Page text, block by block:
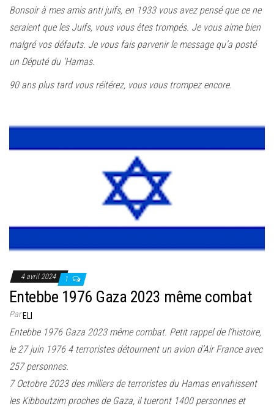
Bonsoir à mes amis anti juifs, en 1933 vous avez pensé que ce ne
seraient que les Juifs, vous vous êtes trompés. Je vous aime bien
malgré vos défauts. Je vous fais parvenir le message qu’a posté
un Député du ‘Hamas.
90 ans plus tard vous réitérez, vous vous trompez encore.
4 avril 2024 1
Entebbe 1976 Gaza 2023 même combat
ParELI
Entebbe 1976 Gaza 2023 même combat. Petit rappel de l’histoire,
le 27 juin 1976 4 terroristes détournent un avion d’Air France avec
257 personnes.
7 Octobre 2023 des milliers de terroristes du Hamas envahissent
les Kibboutzim proches de Gaza, il tueront 1400 personnes et